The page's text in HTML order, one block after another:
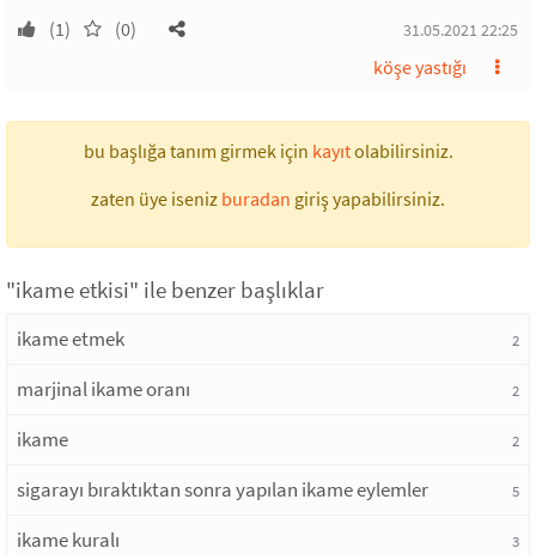
(1) (0) 31.05.2021 22:25
köşe yastığı
bu başlığa tanım girmek için kayıtolabilirsiniz.
zaten üye iseniz buradan giriş yapabilirsiniz.
"ikame etkisi" ile benzer başlıklar
ikame etmek 2
marjinal ikame oranı 2
ikame 2
sigarayı bıraktıktan sonra yapılan ikame eylemler 5
ikame kuralı 3